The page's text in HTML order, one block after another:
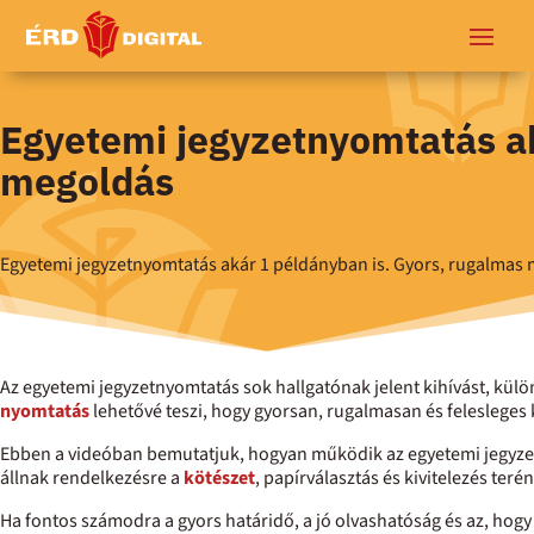
Egyetemi jegyzetnyomtatás
megoldás
Egyetemi jegyzetnyomtatás akár 1 példányban is. Gyors,
Az egyetemi jegyzetnyomtatás sok hallgatónak jelent kihívást,
nyomtatáslehetővé teszi, hogy gyorsan, rugalmasan és
Ebben a videóban bemutatjuk, hogyan működik az egyetemi
állnak rendelkezésre a kötészet, papírválasztás és kivitelezés
Ha fontos számodra a gyors határidő, a jó olvashatóság és az,